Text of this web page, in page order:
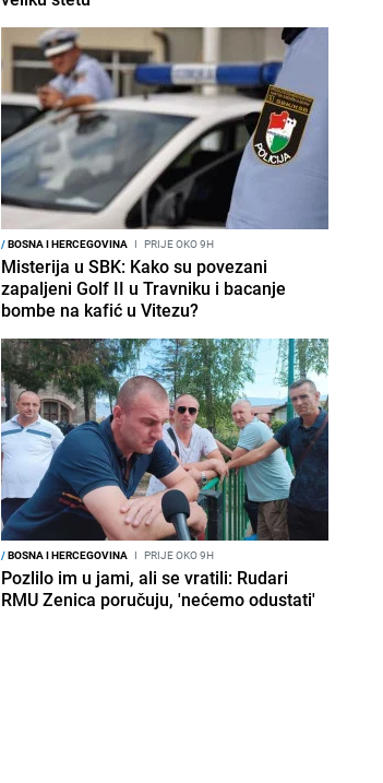
/BOSNA I HERCEGOVINA I PRIJE OKO 9H
Misterija u SBK: Kako su povezani
zapaljeni Golf II u Travniku i bacanje
bombe na kafić u Vitezu?
/BOSNA I HERCEGOVINA I PRIJE OKO 9H
Pozlilo im u jami, ali se vratili: Rudari
RMU Zenica poručuju, 'nećemo odustati'